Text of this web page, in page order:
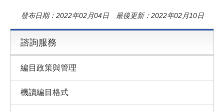
發布日期：2022年02月04日 最後更新：2022年02月10日
諮詢服務
編目政策與管理
機讀編目格式